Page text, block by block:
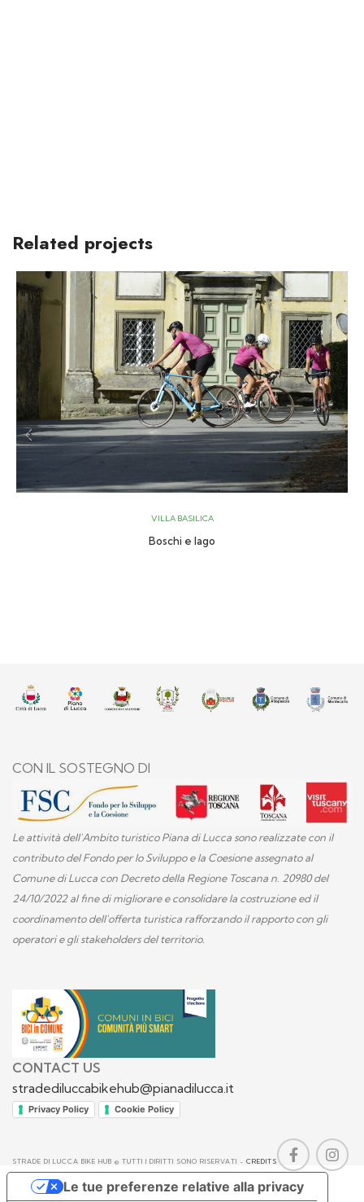
Related projects
VILLA BASILICA
Boschi e lago
CON IL SOSTEGNO DI
Le attività dell'Ambito turistico Piana di Lucca sono realizzate con il
contributo del Fondo per lo Sviluppo e la Coesione assegnato al
Comune di Lucca con Decreto della Regione Toscana n. 20980 del
24/10/2022 al fine di migliorare e consolidare la costruzione ed il
coordinamento dell'offerta turistica rafforzando il rapporto con gli
operatori e gli stakeholders del territorio.
CONTACT US
stradediluccabikehub@pianadilucca.it
Privacy Policy Cookie Policy
STRADE DI LUCCA BIKE HUB © TUTTI I DIRITTI SONO RISERVATI - CREDITS
Le tue preferenze relative alla privacy